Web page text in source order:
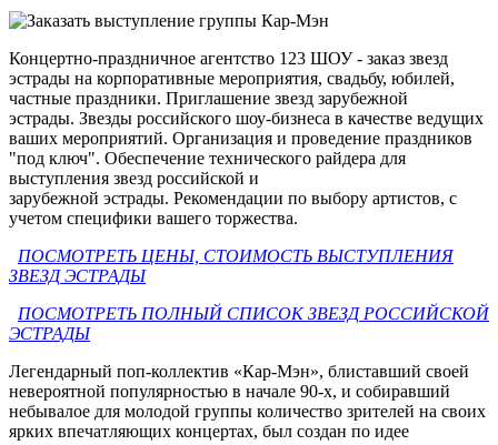
Концертно-праздничное агентство 123 ШОУ - заказ звезд
эстрады на корпоративные мероприятия, свадьбу, юбилей,
частные праздники. Приглашение звезд зарубежной
эстрады. Звезды российского шоу-бизнеса в качестве ведущих
ваших мероприятий. Организация и проведение праздников
"под ключ". Обеспечение технического райдера для
выступления звезд российской и
зарубежной эстрады. Рекомендации по выбору артистов, с
учетом специфики вашего торжества.
ПОСМОТРЕТЬ ЦЕНЫ, СТОИМОСТЬ ВЫСТУПЛЕНИЯ
ЗВЕЗД ЭСТРАДЫ
ПОСМОТРЕТЬ ПОЛНЫЙ СПИСОК ЗВЕЗД РОССИЙСКОЙ
ЭСТРАДЫ
Легендарный поп-коллектив «Кар-Мэн», блиставший своей
невероятной популярностью в начале 90-х, и собиравший
небывалое для молодой группы количество зрителей на своих
ярких впечатляющих концертах, был создан по идее